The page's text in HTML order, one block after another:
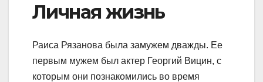
Личная жизнь
Раиса Рязанова была замужем дважды. Ее
первым мужем был актер Георгий Вицин, с
которым они познакомились во время